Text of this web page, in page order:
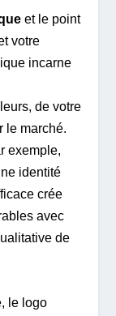
et le point
votre
incarne
de votre
le marché.
exemple,
identité
crée
avec
de
le logo